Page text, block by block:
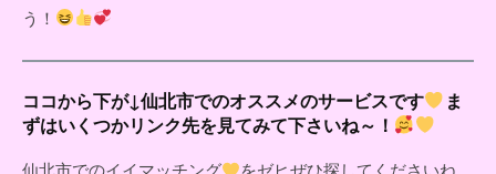
う！
ココから下が↓仙北市でのオススメのサービスです
ま
ずはいくつかリンク先を見てみて下さいね～！